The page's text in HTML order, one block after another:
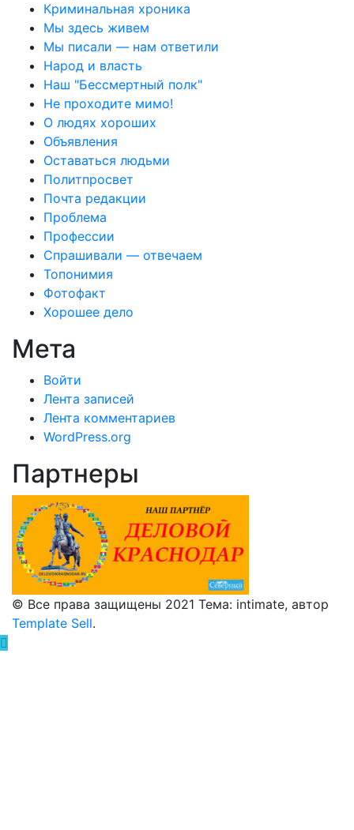
Криминальная хроника
Мы здесь живем
Мы писали — нам ответили
Народ и власть
Наш "Бессмертный полк"
Не проходите мимо!
О людях хороших
Объявления
Оставаться людьми
Политпросвет
Почта редакции
Проблема
Профессии
Спрашивали — отвечаем
Топонимия
Фотофакт
Хорошее дело
Мета
Войти
Лента записей
Лента комментариев
WordPress.org
Партнеры
© Все права защищены 2021 Тема: intimate, автор
Template Sell.